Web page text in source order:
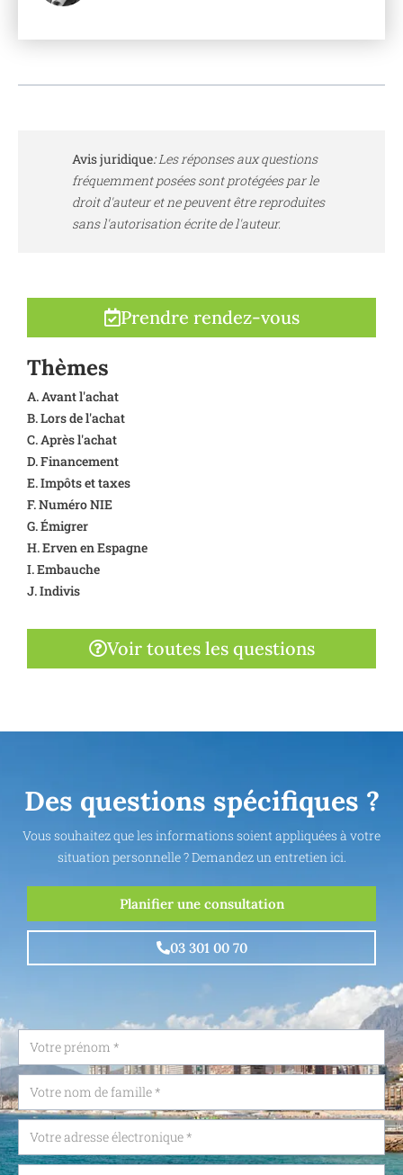
Avis juridique:Les réponses aux questions
fréquemment posées sont protégées par le
droit d'auteur et ne peuvent être reproduites
sans l'autorisation écrite de l'auteur.
Prendre rendez-vous
Thèmes
A. Avant l'achat
B. Lors de l'achat
C. Après l'achat
D. Financement
E. Impôts et taxes
F. Numéro NIE
G. Émigrer
H. Erven en Espagne
I. Embauche
J. Indivis
Voir toutes les questions
Des questions spécifiques ?
Vous souhaitez que les informations soient appliquées à votre
situation personnelle ? Demandez un entretien ici.
Planifier une consultation
03 301 00 70